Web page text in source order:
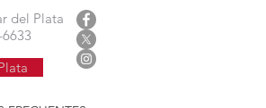
del Plata